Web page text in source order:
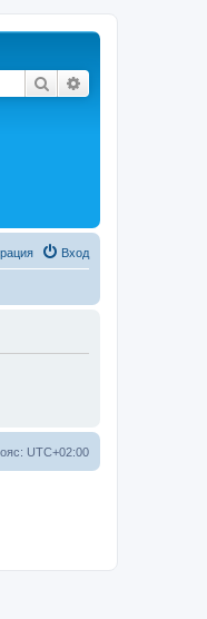
Поиск
Вход
UTC+02:00